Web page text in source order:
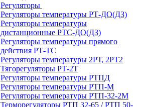
Регуляторы
Регуляторы температуры РТ-ДО(ДЗ)
Регуляторы температуры
дистанционные РТС-ДО(ДЗ)
Регуляторы температуры прямого
действия РТ-ТС
Регуляторы температуры 2РТ, 2РT2
Тягорегуляторы РТ-2Т
Регуляторы температуры РТПД
Регуляторы температуры РТП-M
Регуляторы температуры РТП-32-2М
Терморегуляторы РТП 32-65 / РТП 50-